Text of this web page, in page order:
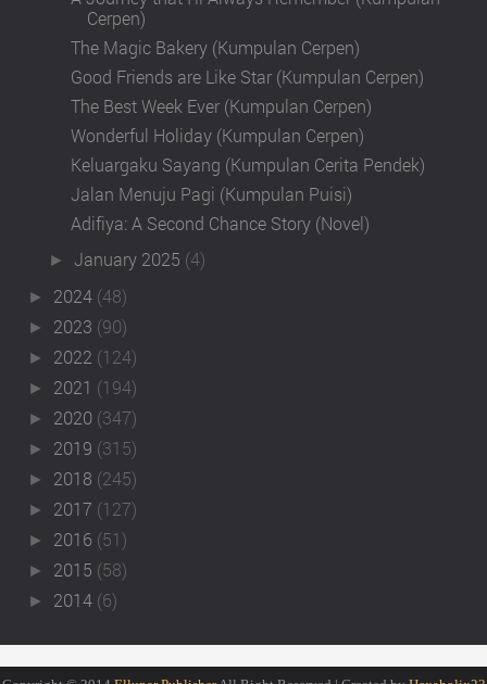
Cerpen)
The Magic Bakery (Kumpulan Cerpen)
Good Friends are Like Star (Kumpulan Cerpen)
The Best Week Ever (Kumpulan Cerpen)
Wonderful Holiday (Kumpulan Cerpen)
Keluargaku Sayang (Kumpulan Cerita Pendek)
Jalan Menuju Pagi (Kumpulan Puisi)
Adifiya: A Second Chance Story (Novel)
►January 2025 (4)
► 2024 (48)
► 2023 (90)
► 2022 (124)
► 2021 (194)
► 2020 (347)
► 2019 (315)
► 2018 (245)
► 2017 (127)
► 2016 (51)
► 2015 (58)
► 2014 (6)